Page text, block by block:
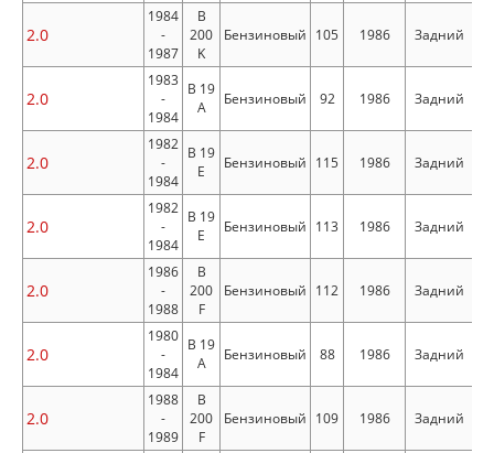
2.0
1984
-
1987
B
200
K
Бензиновый 105 1986 Задний
2.0
1983
-
1984
B 19
A
Бензиновый 92 1986 Задний
2.0
1982
-
1984
B 19
E
Бензиновый 115 1986 Задний
2.0
1982
-
1984
B 19
E
Бензиновый 113 1986 Задний
2.0
1986
-
1988
B
200
F
Бензиновый 112 1986 Задний
2.0
1980
-
1984
B 19
A
Бензиновый 88 1986 Задний
2.0
1988
-
1989
B
200
F
Бензиновый 109 1986 Задний